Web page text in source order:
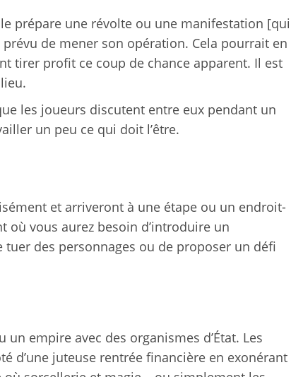
prépare une révolte ou une manifestation [qui
de mener son opération. Cela pourrait en
tirer profit ce coup de chance apparent. Il est
les joueurs discutent entre eux pendant un
un peu ce qui doit l’être.
et arriveront à une étape ou un endroit-
où vous aurez besoin d’introduire un
tuer des personnages ou de proposer un défi
empire avec des organismes d’État. Les
d’une juteuse rentrée financière en exonérant